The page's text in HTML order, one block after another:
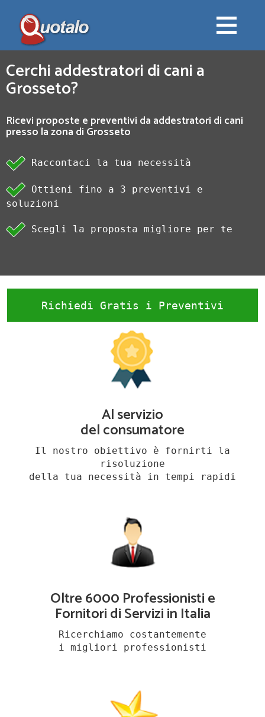
Cerchi addestratori di cani a
Grosseto?
Ricevi proposte e preventivi da addestratori di cani
presso la zona di Grosseto
Raccontaci la tua necessità
Ottieni fino a 3 preventivi e
soluzioni
Scegli la proposta migliore per te
Richiedi Gratis i Preventivi
Al servizio
del consumatore
Il nostro obiettivo è fornirti la
risoluzione
della tua necessità in tempi rapidi
Oltre 6000 Professionisti e
Fornitori di Servizi in Italia
Ricerchiamo costantemente
i migliori professionisti